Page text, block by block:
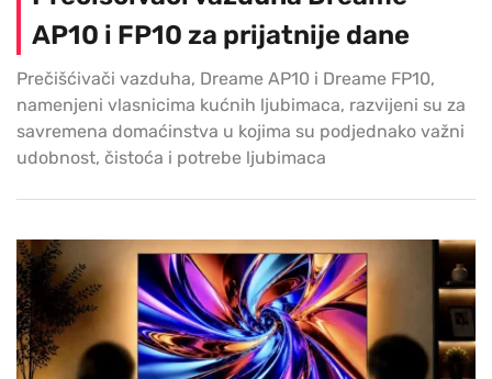
AP10 i FP10 za prijatnije dane
Prečišćivači vazduha, Dreame AP10 i Dreame FP10,
namenjeni vlasnicima kućnih ljubimaca, razvijeni su za
savremena domaćinstva u kojima su podjednako važni
udobnost, čistoća i potrebe ljubimaca